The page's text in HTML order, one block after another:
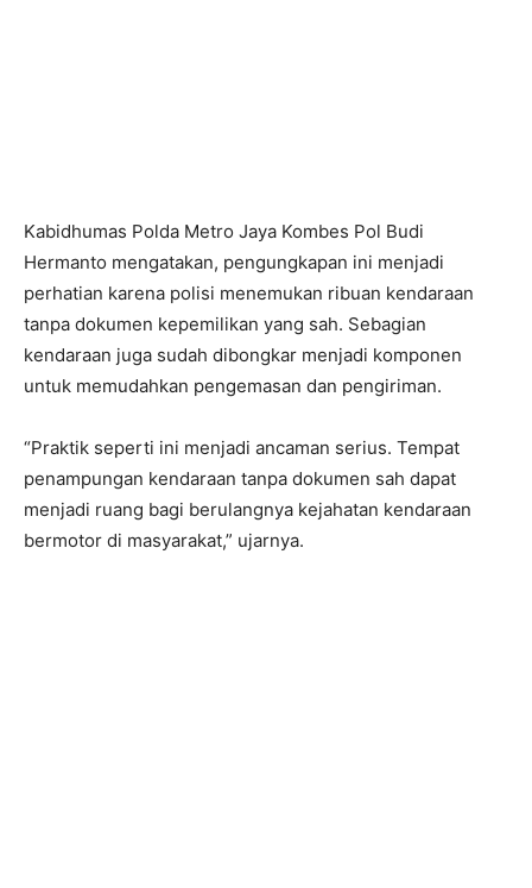
Kabidhumas Polda Metro Jaya Kombes Pol Budi
Hermanto mengatakan, pengungkapan ini menjadi
perhatian karena polisi menemukan ribuan kendaraan
tanpa dokumen kepemilikan yang sah. Sebagian
kendaraan juga sudah dibongkar menjadi komponen
untuk memudahkan pengemasan dan pengiriman.
“Praktik seperti ini menjadi ancaman serius. Tempat
penampungan kendaraan tanpa dokumen sah dapat
menjadi ruang bagi berulangnya kejahatan kendaraan
bermotor di masyarakat,” ujarnya.